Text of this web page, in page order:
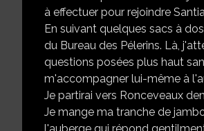
à effectuer pour rejoindre
En suivant quelques sacs à
du Bureau des Pélerins. Là,
questions posées plus haut
m'accompagner lui-même à
Je partirai vers Ronceveaux
Je mange ma tranche de